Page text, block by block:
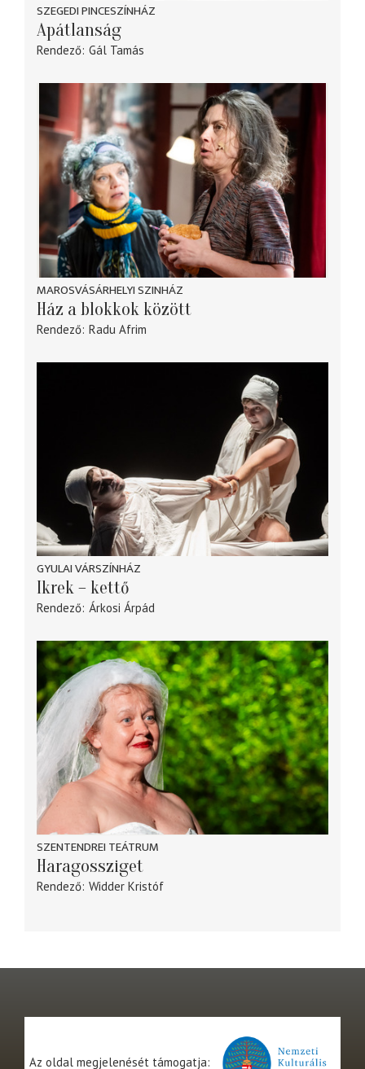
SZEGEDI PINCESZÍNHÁZ
Apátlanság
Rendező Gál Tamás
MAROSVÁSÁRHELYI SZINHÁZ
Ház a blokkok között
Rendező Radu Afrim
GYULAI VÁRSZÍNHÁZ
Ikrek – kettő
Rendező Árkosi Árpád
SZENTENDREI TEÁTRUM
Haragossziget
Rendező Widder Kristóf
Az oldal megjelenését támogatja: